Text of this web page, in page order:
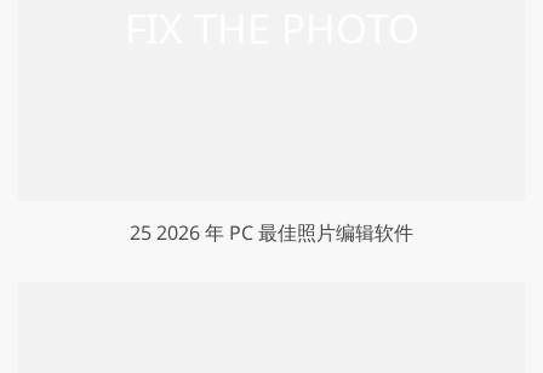
25 2026 年 PC 最佳照片编辑软件